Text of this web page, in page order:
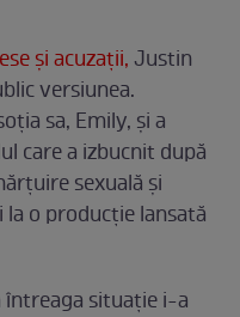
și acuzații, Justin
versiunea.
sa, Emily, și a
care a izbucnit după
sexuală și
o producție lansată
situație i-a